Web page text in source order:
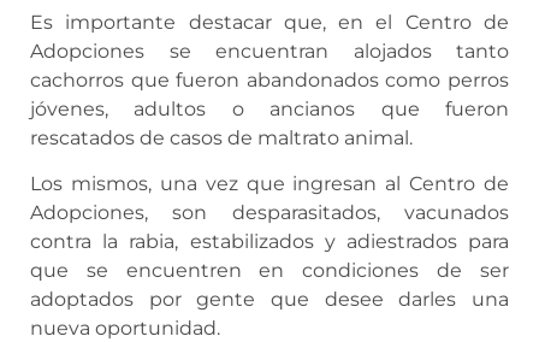
Es importante destacar que, en el Centro de
Adopciones se encuentran alojados tanto
cachorros que fueron abandonados como perros
jóvenes, adultos o ancianos que fueron
rescatados de casos de maltrato animal.
Los mismos, una vez que ingresan al Centro de
Adopciones, son desparasitados, vacunados
contra la rabia, estabilizados y adiestrados para
que se encuentren en condiciones de ser
adoptados por gente que desee darles una
nueva oportunidad.